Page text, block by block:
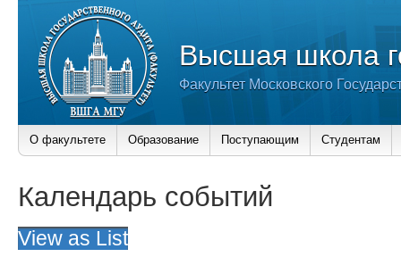
Высшая школа
Факультет Московского
О факультете Образование Поступающим Студентам
Календарь событий
View as List